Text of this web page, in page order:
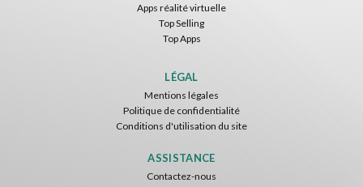
Apps réalité virtuelle
Top Selling
Top Apps
LÉGAL
Mentions légales
Politique de confidentialité
Conditions d'utilisation du site
ASSISTANCE
Contactez-nous